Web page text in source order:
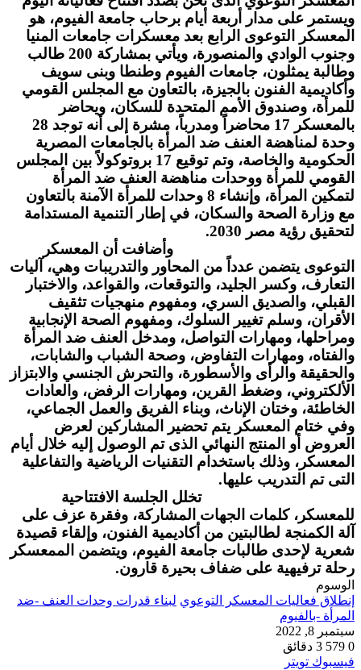
ويستمر على مدار أربعة أيام برحاب جامعة الفيوم، هو
المعسكر التوعوى الرابع بعد معسكرات جامعات المنيا
وجنوب الوادي والمنصورة، ويأتي بمشاركة 200 طالب
وطالبة يمثلون، جامعات الفيوم وطنطا وبنى سويف
وأكاديمية الفنون بالجيزة، بالتعاون مع المجلس القومي
للمرأة، وصندوق الأمم المتحدة للسكان، ويحاضر
بالمعسكر 17 محاضراً ومدرباً، مشرة إلى أنه توجد 28
وحدة لمناهضة العنف ضد المرأة بالجامعات المصرية
الحكومية والخاصة، وتم توقيع 17 بروتوكولاً بين المجلس
القومي للمرأة ووحدات مناهضة العنف ضد المرأة
لتمكين المرأة، وإنشاء 8 وحدات للمرأة الآمنة بالتعاون
مع وزارة الصحة والسكان، في إطار التنمية المستدامة
لتحقيق رؤية مصر 2030.
وأضافت أن المعسكر
التوعوى يتضمن عدداً من المحاور والتدريبات وهي، آليات
التعارف، وكسر الجليد، والتوقعات، والقواعد، والاختبار
القبلي، والصديق السري، ومفهوم منهجيات تثقيف
الأقران، وسلم تغيير السلوك، ومفهوم الصحة الإنجابية
ومراحلها، ومهارات التواصل، ومدخل العنف ضد المرأة
والفتاه، ومهارات التفاوض، وصحة الشباب والشابات،
والحقيقة والرأى والأسطورة، والتحرش الجنسي والابتزاز
الألكتروني، وضغط القرين، ومهارات الرفض، والعادات
الخاطئة، وختان الإناث، وبناء الفريق والعمل الجماعي،
وفي ختام المعسكر يتم تحضير المشاركين لعرض
العروض أو المنتج النهائي الذى تم الوصول إليه خلال أيام
المعسكر، وذلك باستخدام التقنيات الرياضية والتفاعلية
التى تم التدريب عليها.
تخلل الجلسة الافتتاحية
للمعسكر، كلمات الجهات المشاركة، وفقرة عزف على
آلة الكمنجة لطالبتين من أكاديمية الفنون، وإلقاء قصيدة
شعرية لإحدى طالبات جامعة الفيوم، ويتضمن الممعسكر
رحلة ترفيهية على ضفاف بحيرة قارون.
الوسوم
إنطلاق فعاليات المعسكر التوعوي لبناء قدرات وحدات العنف -ضد
المرأة -بالفيوم
سبتمبر 8, 2022
0
3 دقائق
فيسبوك تويتر